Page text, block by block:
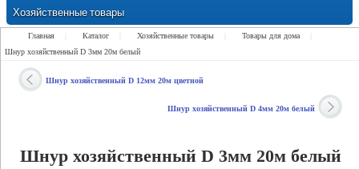
Хозяйственные товары
Замки Ручки Петли Засовы Проушины
Главная Каталог Хозяйственные товары Товары для дома
Шнур хозяйственный D 3мм 20м белый
Шнур хозяйственный D 12мм 20м цветной
Шнур хозяйственный D 4мм 20м белый
Шнур хозяйственный D 3мм 20м белый